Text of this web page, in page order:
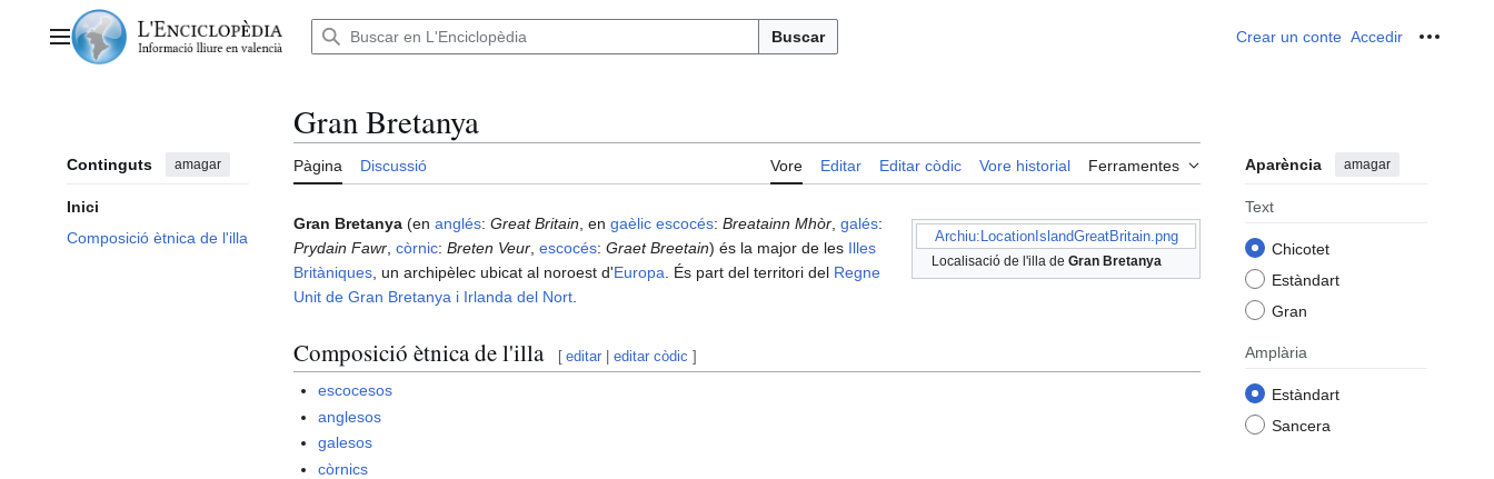
contingutMenú principal Buscar Crear un conte Accedir
Continguts amagar
Inici
Composició ètnica de l'illa
Gran Bretanya
Pàgina Discussió Vore Editar Editar còdic Vore historial Ferramentes Aparència amagar
Text
Chicotet
Estàndart
Gran
Amplària
Estàndart
Sancera
Archiu:LocationIslandGreatBritain.png
Localisació de l'illa de Gran Bretanya
Gran Bretanya (en anglés: Great Britain , en gaèlic escocés: Breatainn Mhòr galés:
Prydain Fawr còrnic: Breten Veur escocés: Graet Breetain) és la major de les Illes
Britàniques , un archipèlec ubicat al noroest d'Europa . És part del territori del Regne
Unit de Gran Bretanya i Irlanda del Nort
Composició ètnica de l'illa [ editar |editar còdic ]
escocesos
anglesos
galesos
còrnics